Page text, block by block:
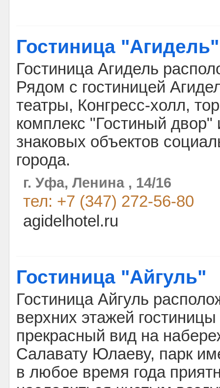
Гостиница "Агидель"
Гостиница Агидель
Рядом с гостиницей
театры, Конгресс-холл,
комплекс "Гостиный двор"
знаковых объектов
города.
г. Уфа, Ленина , 14/16
тел: +7 (347) 272-56-80
agidelhotel.ru
Гостиница "Айгуль"
Гостиница Айгуль
верхних этажей
прекрасный вид на
Салавату Юлаеву, парк
в любое время года